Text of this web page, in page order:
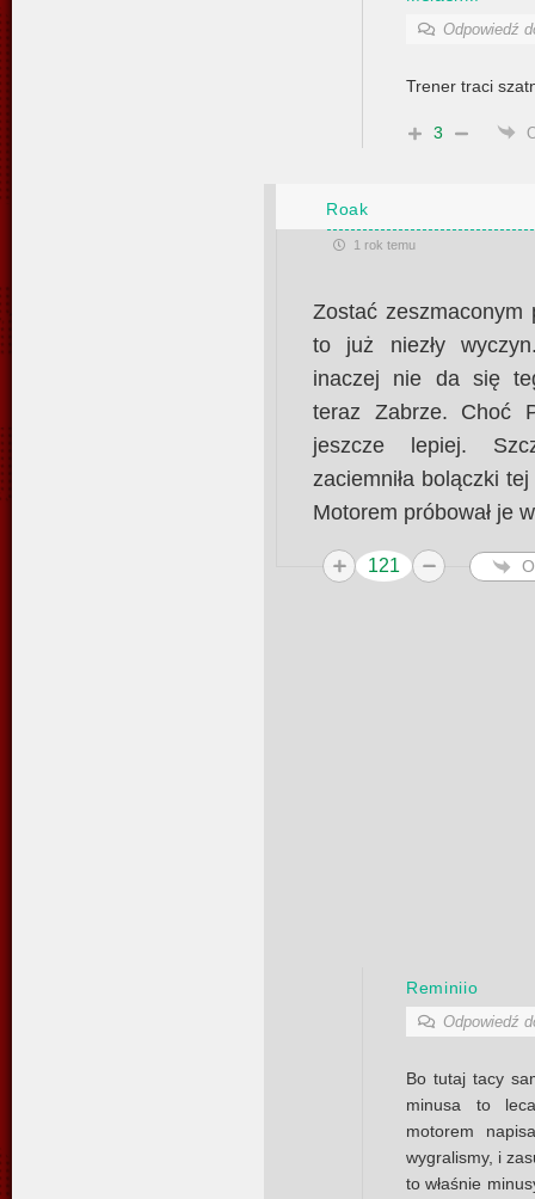
Odpowiedź
Trener traci
3
Roak
1 rok temu
Zostać
to już niezły
inaczej nie da się
teraz Zabrze. Choć
jeszcze lepiej.
zaciemniła bolączki
Motorem próbował je
121
Reminiio
Odpowiedź
Bo tutaj tacy
minusa to
motorem
wygralismy, i
to właśnie